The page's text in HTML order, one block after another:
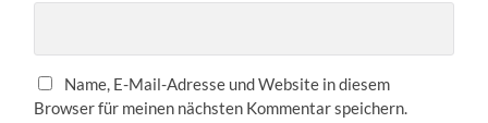
Name, E-Mail-Adresse und Website in diesem
Browser für meinen nächsten Kommentar speichern.